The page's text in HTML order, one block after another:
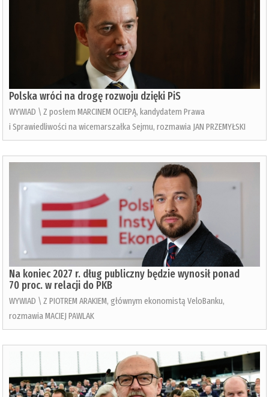
Polska wróci na drogę rozwoju dzięki PiS
WYWIAD \ Z posłem MARCINEM OCIEPĄ, kandydatem Prawa
i Sprawiedliwości na wicemarszałka Sejmu, rozmawia JAN PRZEMYŁSKI
Na koniec 2027 r. dług publiczny będzie wynosił ponad
70 proc. w relacji do PKB
WYWIAD \ Z PIOTREM ARAKIEM, głównym ekonomistą VeloBanku,
rozmawia MACIEJ PAWLAK